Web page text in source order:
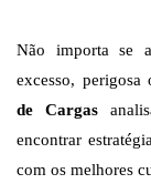
Não importa se
excesso, perigosa
de Cargas
encontrar
com os melhores